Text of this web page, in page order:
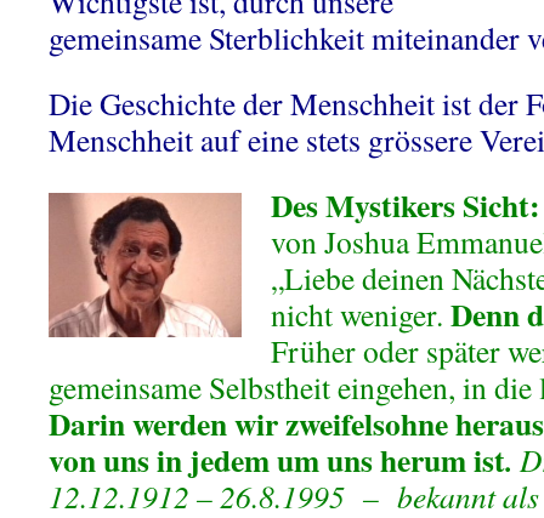
gemeinsame Sterblichkeit miteinander
Die Geschichte der Menschheit ist der
Menschheit auf eine stets grössere
Des Mystikers Sicht:
von Joshua
„Liebe deinen
nicht weniger. Denn
Früher oder später
gemeinsame Selbstheit eingehen, in
Darin werden wir zweifelsohne
von uns in jedem um uns herum ist.
12.12.1912 – 26.8.1995 – bekannt